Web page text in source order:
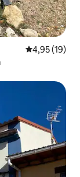
Gemiddelde
4,95 (19)